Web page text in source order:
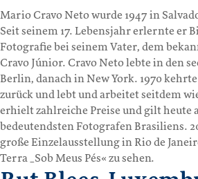
Mario Cravo Neto wurde 1947 in
Seit seinem 17. Lebensjahr erlernte er
Fotografie bei seinem Vater, dem
Cravo Júnior. Cravo Neto lebte in den
Berlin, danach in New York. 1970
zurück und lebt und arbeitet seitdem
erhielt zahlreiche Preise und gilt heute
bedeutendsten Fotografen Brasiliens.
große Einzelausstellung in Rio de
Terra _Sob Meus Pés« zu sehen.